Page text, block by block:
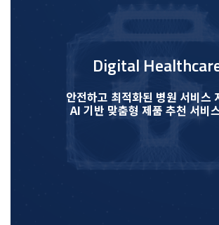
Digital
안전하고 최적화된 병원 서비스
AI 기반 맞춤형 제품 추천 서비